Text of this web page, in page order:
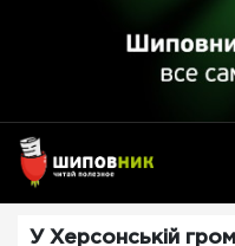
У Херсонській